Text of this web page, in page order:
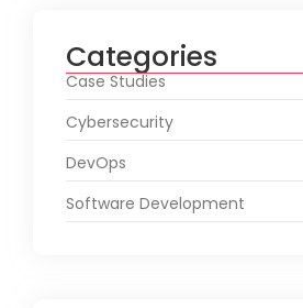
Categories
Case Studies
Cybersecurity
DevOps
Software Development